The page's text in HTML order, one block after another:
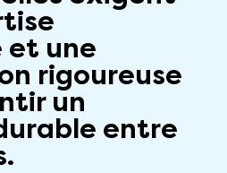
et une
rigoureuse
un
entre